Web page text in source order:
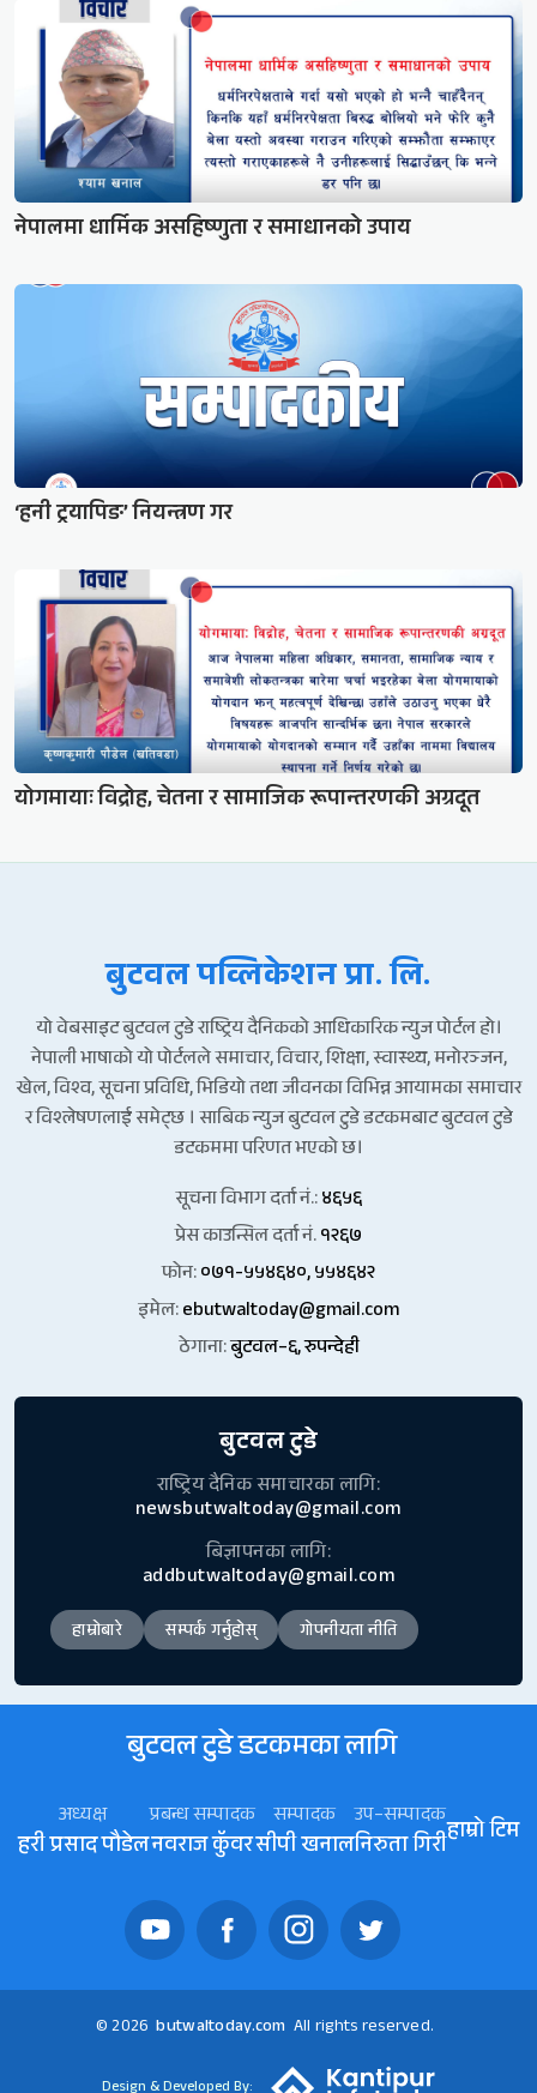
नेपालमा धार्मिक असहिष्णुता र समाधानको उपाय
‘हनी ट्रयापिङ’ नियन्त्रण गर
योगमायाः विद्रोह, चेतना र सामाजिक रूपान्तरणकी अग्रदूत
बुटवल पव्लिकेशन प्रा. लि.
यो वेबसाइट बुटवल टुडे राष्ट्रिय दैनिकको आधिकारिक न्युज पोर्टल हो।
नेपाली भाषाको यो पोर्टलले समाचार, विचार, शिक्षा, स्वास्थ्य, मनोरञ्जन,
खेल, विश्व, सूचना प्रविधि, भिडियो तथा जीवनका विभिन्न आयामका समाचार
र विश्लेषणलाई समेट्छ । साबिक न्युज बुटवल टुडे डटकमबाट बुटवल टुडे
डटकममा परिणत भएको छ।
सूचना विभाग दर्ता नं.:४६५६
प्रेस काउन्सिल दर्ता नं.१२६७
फोन:०७१-५५४६४०, ५५४६४२
इमेल:ebutwaltoday@gmail.com
ठेगाना:बुटवल–६, रुपन्देही
बुटवल टुडे
राष्ट्रिय दैनिक समाचारका लागि:
newsbutwaltoday@gmail.com
बिज्ञापनका लागि:
addbutwaltoday@gmail.com
हाम्रोबारे सम्पर्क गर्नुहोस् गोपनीयता नीति
बुटवल टुडे डटकमका लागि
अध्यक्ष
हरी प्रसाद पौडेल
प्रबन्ध सम्पादक
नवराज कॅुवर
सम्पादक
सीपी खनाल
उप–सम्पादक
निरुता गिरीहाम्रो टिम
© 2026 butwaltoday.com All rights reserved.
Design & Developed By: